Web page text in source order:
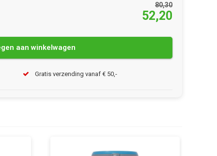
80,30
52,20
aan winkelwagen
Gratis verzending vanaf € 50,-